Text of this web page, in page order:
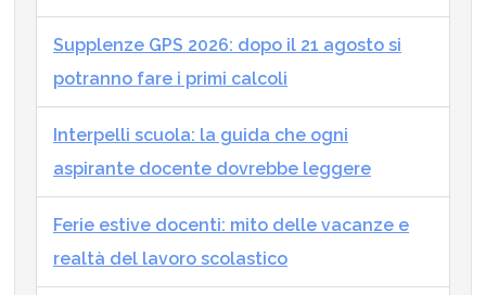
Supplenze GPS 2026: dopo il 21 agosto si
potranno fare i primi calcoli
Interpelli scuola: la guida che ogni
aspirante docente dovrebbe leggere
Ferie estive docenti: mito delle vacanze e
realtà del lavoro scolastico